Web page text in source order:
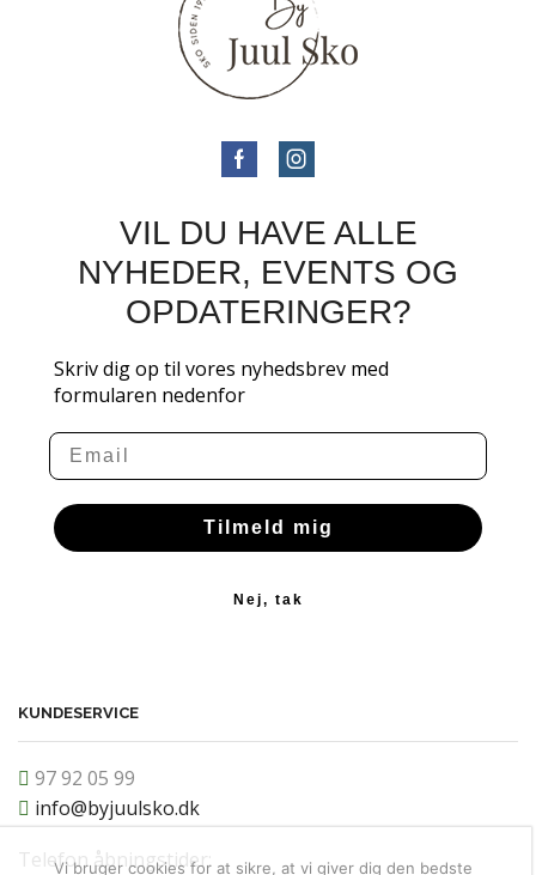
VIL DU HAVE ALLE
NYHEDER, EVENTS OG
OPDATERINGER?
Skriv dig op til vores nyhedsbrev med
formularen nedenfor
Email
Tilmeld mig
Nej, tak
KUNDESERVICE
97 92 05 99
info@byjuulsko.dk
Telefon åbningstider:
Vi bruger cookies for at sikre, at vi giver dig den bedste